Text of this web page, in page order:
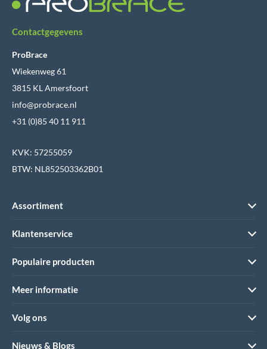
Contactgegevens
ProBrace
Wiekenweg 61
3815 KL Amersfoort
info@probrace.nl
+31 (0)85 40 11 911
KVK: 57255059
BTW: NL852503362B01
Assortiment
Klantenservice
Populaire producten
Meer informatie
Volg ons
Nieuws & Blogs